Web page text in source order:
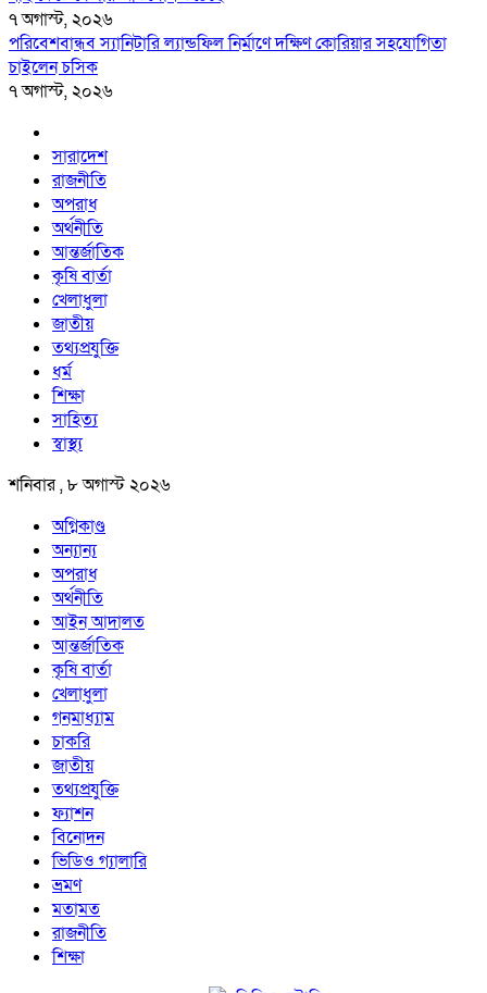
৭ অগাস্ট, ২০২৬
পরিবেশবান্ধব স্যানিটারি ল্যান্ডফিল নির্মাণে দক্ষিণ কোরিয়ার সহযোগিতা
চাইলেন চসিক
৭ অগাস্ট, ২০২৬
সারাদেশ
রাজনীতি
অপরাধ
অর্থনীতি
আন্তর্জাতিক
কৃষি বার্তা
খেলাধুলা
জাতীয়
তথ্যপ্রযুক্তি
ধর্ম
শিক্ষা
সাহিত্য
স্বাস্থ্য
শনিবার , ৮ অগাস্ট ২০২৬
অগ্নিকাণ্ড
অন্যান্য
অপরাধ
অর্থনীতি
আইন আদালত
আন্তর্জাতিক
কৃষি বার্তা
খেলাধুলা
গনমাধ্যাম
চাকরি
জাতীয়
তথ্যপ্রযুক্তি
ফ্যাশন
বিনোদন
ভিডিও গ্যালারি
ভ্রমণ
মতামত
রাজনীতি
শিক্ষা